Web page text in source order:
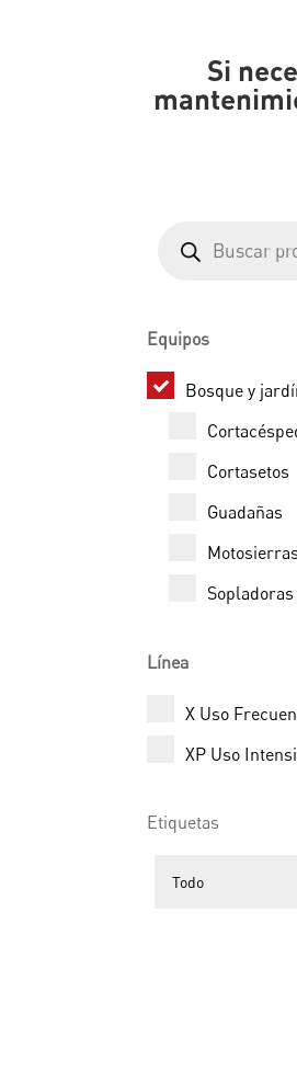
Si
productos
Equipos
Bosque y
Cortasetos
Guadañas
Motosierras
Sopladoras
Línea
X Uso
XP Uso
Etiquetas